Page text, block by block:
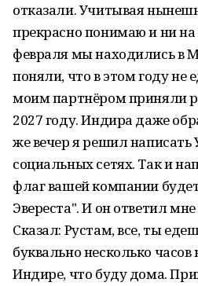
отказали. Учитывая
прекрасно понимаю и ни на
февраля мы находились в
поняли, что в этом году не
моим партнёром приняли
2027 году. Индира даже
же вечер я решил написать
социальных сетях. Так и
флаг вашей компании
Эвереста". И он ответил
Сказал: Рустам, все, ты
буквально несколько часов
Индире, что буду дома.